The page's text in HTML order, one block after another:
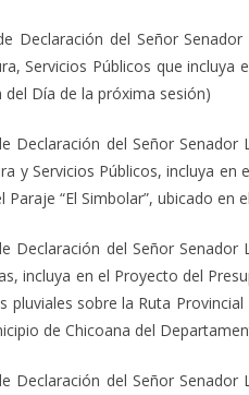
Declaración del Señor
Servicios Públicos que
del Día de la próxima sesión)
Declaración del Señor Senador
y Servicios Públicos, incluya
“El Simbolar”, ubicado
Declaración del Señor Senador
incluya en el Proyecto del
pluviales sobre la Ruta
de Chicoana del
Declaración del Señor Senador